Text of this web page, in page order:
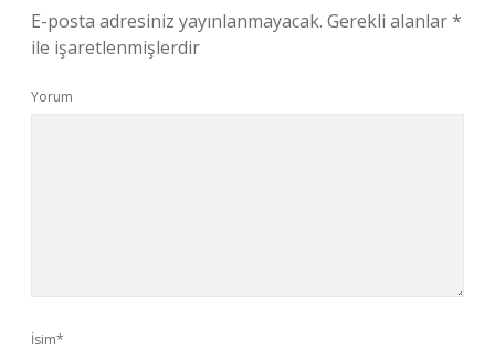
E-posta adresiniz yayınlanmayacak. Gerekli alanlar*
ile işaretlenmişlerdir
Yorum
İsim*